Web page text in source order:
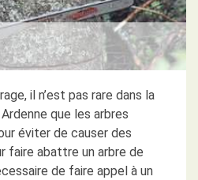
il n’est pas rare dans la
que les arbres
éviter de causer des
faire abattre un arbre de
de faire appel à un